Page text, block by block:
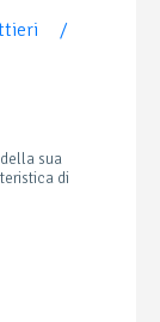
/
sua
di